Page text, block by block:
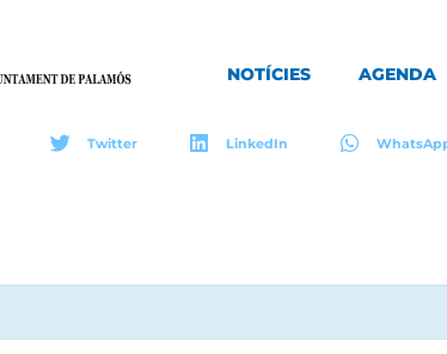
NOTÍCIES AGENDA
Twitter LinkedIn